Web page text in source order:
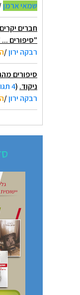
שמאי ארמן
חברים
"סיפורים
רבקה ירון/
ניקוד. (4 תגובות
רבקה ירון/